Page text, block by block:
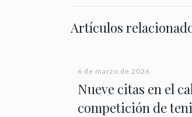
Artículos
6 de marzo de 2026
Nueve citas en el
competición de